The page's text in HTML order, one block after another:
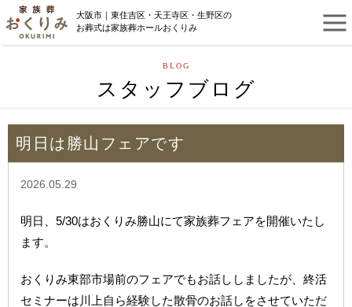
大阪市｜東住吉区・天王寺区・生野区の
お葬式は家族葬ホールおくりみ
BLOG
スタッフブログ
明日は勝山フェアです
2026.05.29
明日、5/30はおくりみ勝山にて家族葬フェアを開催いたし
ます。
おくりみ東部市場前のフェアでもお話ししましたが、終活
セミナーは川上自ら経験した散骨のお話しをさせていただ